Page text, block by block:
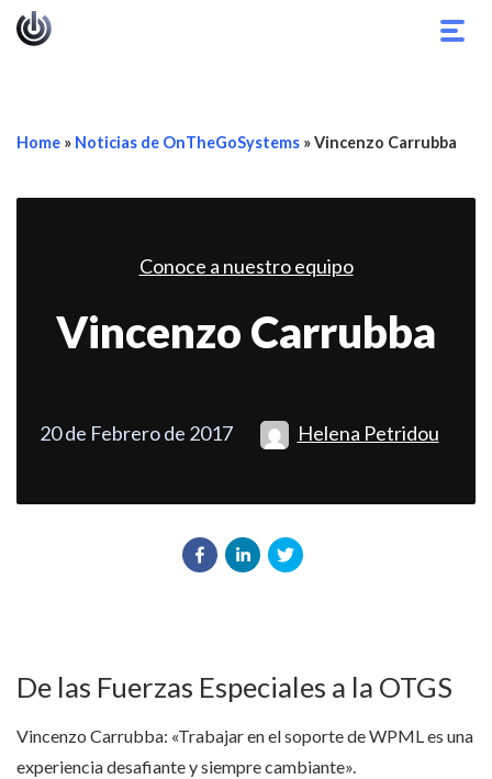
Home » Noticias de OnTheGoSystems »Vincenzo Carrubba
Conoce a nuestro equipo
Vincenzo Carrubba
20 de Febrero de 2017 Helena Petridou
De las Fuerzas Especiales a la OTGS
Vincenzo Carrubba: «Trabajar en el soporte de WPML es una
experiencia desafiante y siempre cambiante».